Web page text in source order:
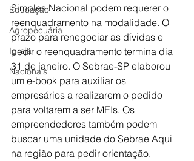
Educação
Agropecuária
Igreja
Nacionais
Simples Nacional podem requerer o
reenquadramento na modalidade. O
prazo para renegociar as dívidas e
pedir o reenquadramento termina dia
31 de janeiro. O Sebrae-SP elaborou
um e-book para auxiliar os
empresários a realizarem o pedido
para voltarem a ser MEIs. Os
empreendedores também podem
buscar uma unidade do Sebrae Aqui
na região para pedir orientação.